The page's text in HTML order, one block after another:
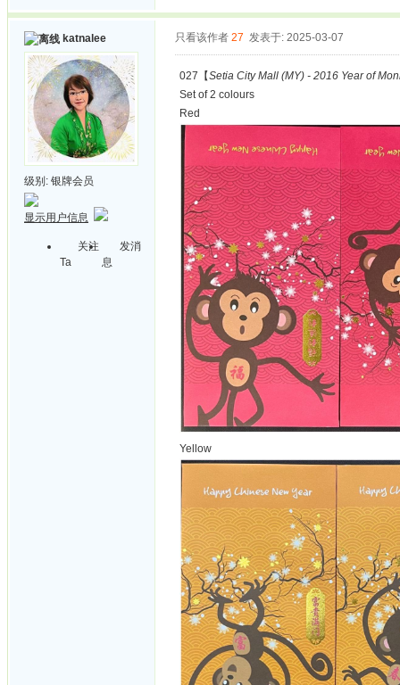
katnalee
级别: 银牌会员
显示用户信息
关注
Ta
发消
息
只看该作者 27 发表于: 2025-03-07
027【Setia City Mall (MY) - 2016 Year of
Set of 2 colours
Red
Yellow